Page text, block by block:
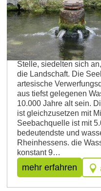
Westhofen
Seebachquelle
An der Seebachquelle
Menschen kamen
Stelle, siedelten sich
die Landschaft. Die
artesische
aus tiefst gelegenen
10.000 Jahre alt sein.
ist gleichzusetzen mit
Seebachquelle ist mit
bedeutendste und
Rheinhessens. die
konstant 9…
mehr erfahren